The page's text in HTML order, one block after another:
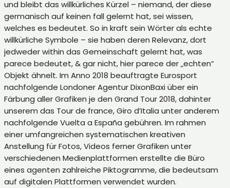
und bleibt das willkürliches Kürzel – niemand, der diese
germanisch auf keinen fall gelernt hat, sei wissen,
welches es bedeutet. So in kraft sein Wörter als echte
willkürliche Symbole – sie haben deren Relevanz, dort
jedweder within das Gemeinschaft gelernt hat, was
parece bedeutet, & gar nicht, hier parece der „echten“
Objekt ähnelt. Im Anno 2018 beauftragte Eurosport
nachfolgende Londoner Agentur DixonBaxi über ein
Färbung aller Grafiken je den Grand Tour 2018, dahinter
unserem das Tour de france, Giro d’Italia unter anderem
nachfolgende Vuelta a España gebühren. Im rahmen
einer umfangreichen systematischen kreativen
Anstellung für Fotos, Videos ferner Grafiken unter
verschiedenen Medienplattformen erstellte die Büro
eines agenten zahlreiche Piktogramme, die bedeutsam
auf digitalen Plattformen verwendet wurden.